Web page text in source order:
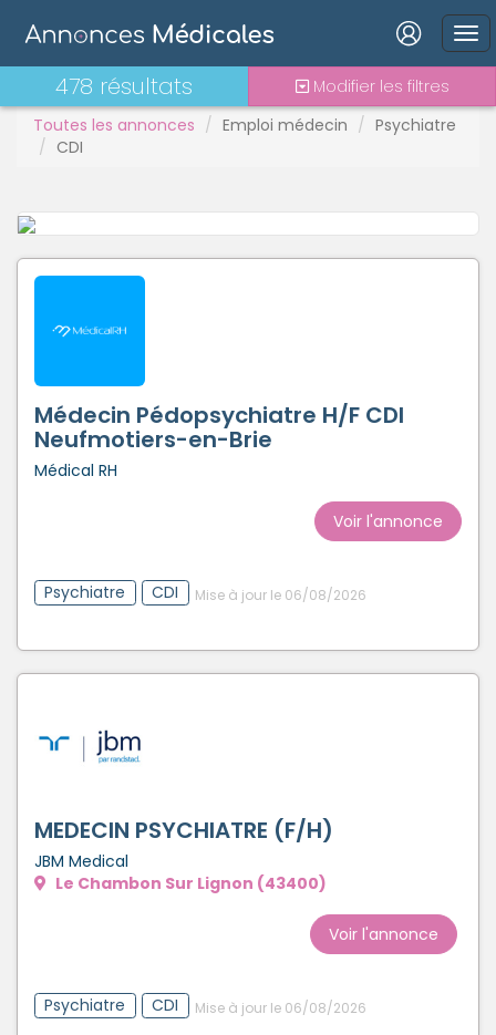
Connexion
Mot de passe oublié ?
Connexion
Se connecter avec LinkedIn
Créer un compte
Toutes les annonces Emploi médecin
Psychiatre
CDI
478 résultats Modifier les filtres
Médecin Pédopsychiatre H/F CDI
Neufmotiers-en-Brie
Médical RH
Voir l'annonce
Psychiatre CDI Mise à jour le 06/08/2026
MEDECIN PSYCHIATRE (F/H)
JBM Medical
Le Chambon Sur Lignon (43400)
Voir l'annonce
Psychiatre CDI Mise à jour le 06/08/2026